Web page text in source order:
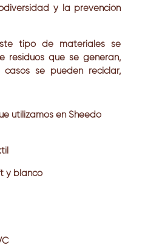
y la prevención
tipo de materiales se
residuos que se generan,
se pueden reciclar,
utilizamos en Sheedo
y blanco